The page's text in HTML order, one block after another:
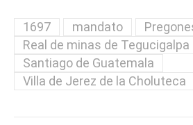
1697 mandato
Real de minas de Tegucigalpa
Santiago de Guatemala
Villa de Jerez de la Choluteca